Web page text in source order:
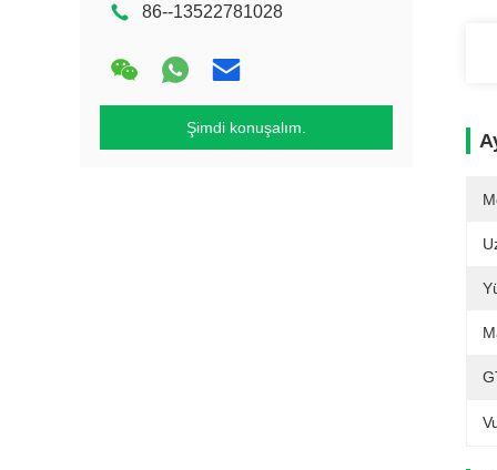
86--13522781028
Şimdi konuşalım.